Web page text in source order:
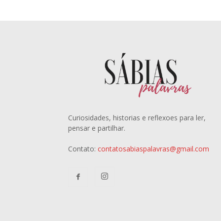
Curiosidades, historias e reflexoes para ler,
pensar e partilhar.
Contato: contatosabiaspalavras@gmail.com